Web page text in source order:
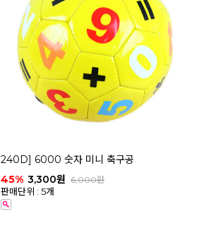
240D] 6000 숫자 미니 축구공
45% 3,300원 6,000원
판매단위 : 5개